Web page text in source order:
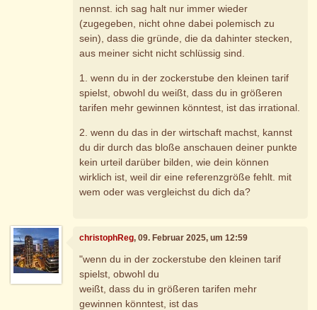
nennst. ich sag halt nur immer wieder
(zugegeben, nicht ohne dabei polemisch zu
sein), dass die gründe, die da dahinter stecken,
aus meiner sicht nicht schlüssig sind.
1. wenn du in der zockerstube den kleinen tarif
spielst, obwohl du weißt, dass du in größeren
tarifen mehr gewinnen könntest, ist das irrational.
2. wenn du das in der wirtschaft machst, kannst
du dir durch das bloße anschauen deiner punkte
kein urteil darüber bilden, wie dein können
wirklich ist, weil dir eine referenzgröße fehlt. mit
wem oder was vergleichst du dich da?
christophReg, 09. Februar 2025, um 12:59
"wenn du in der zockerstube den kleinen tarif
spielst, obwohl du
weißt, dass du in größeren tarifen mehr
gewinnen könntest, ist das